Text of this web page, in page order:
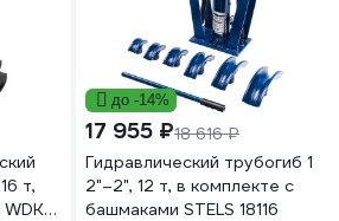
т,
до -14%
17 955 ₽18 616 ₽
Гидравлический трубогиб 1
2"–2", 12 т, в комплекте с
башмаками STELS 18116